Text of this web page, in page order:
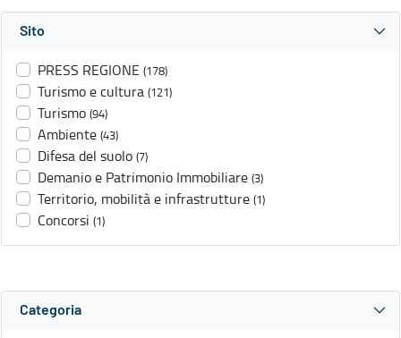
Sito
PRESS REGIONE (178)
Turismo e cultura (121)
Turismo (94)
Ambiente (43)
Difesa del suolo (7)
Demanio e Patrimonio Immobiliare (3)
Territorio, mobilità e infrastrutture (1)
Concorsi (1)
Categoria